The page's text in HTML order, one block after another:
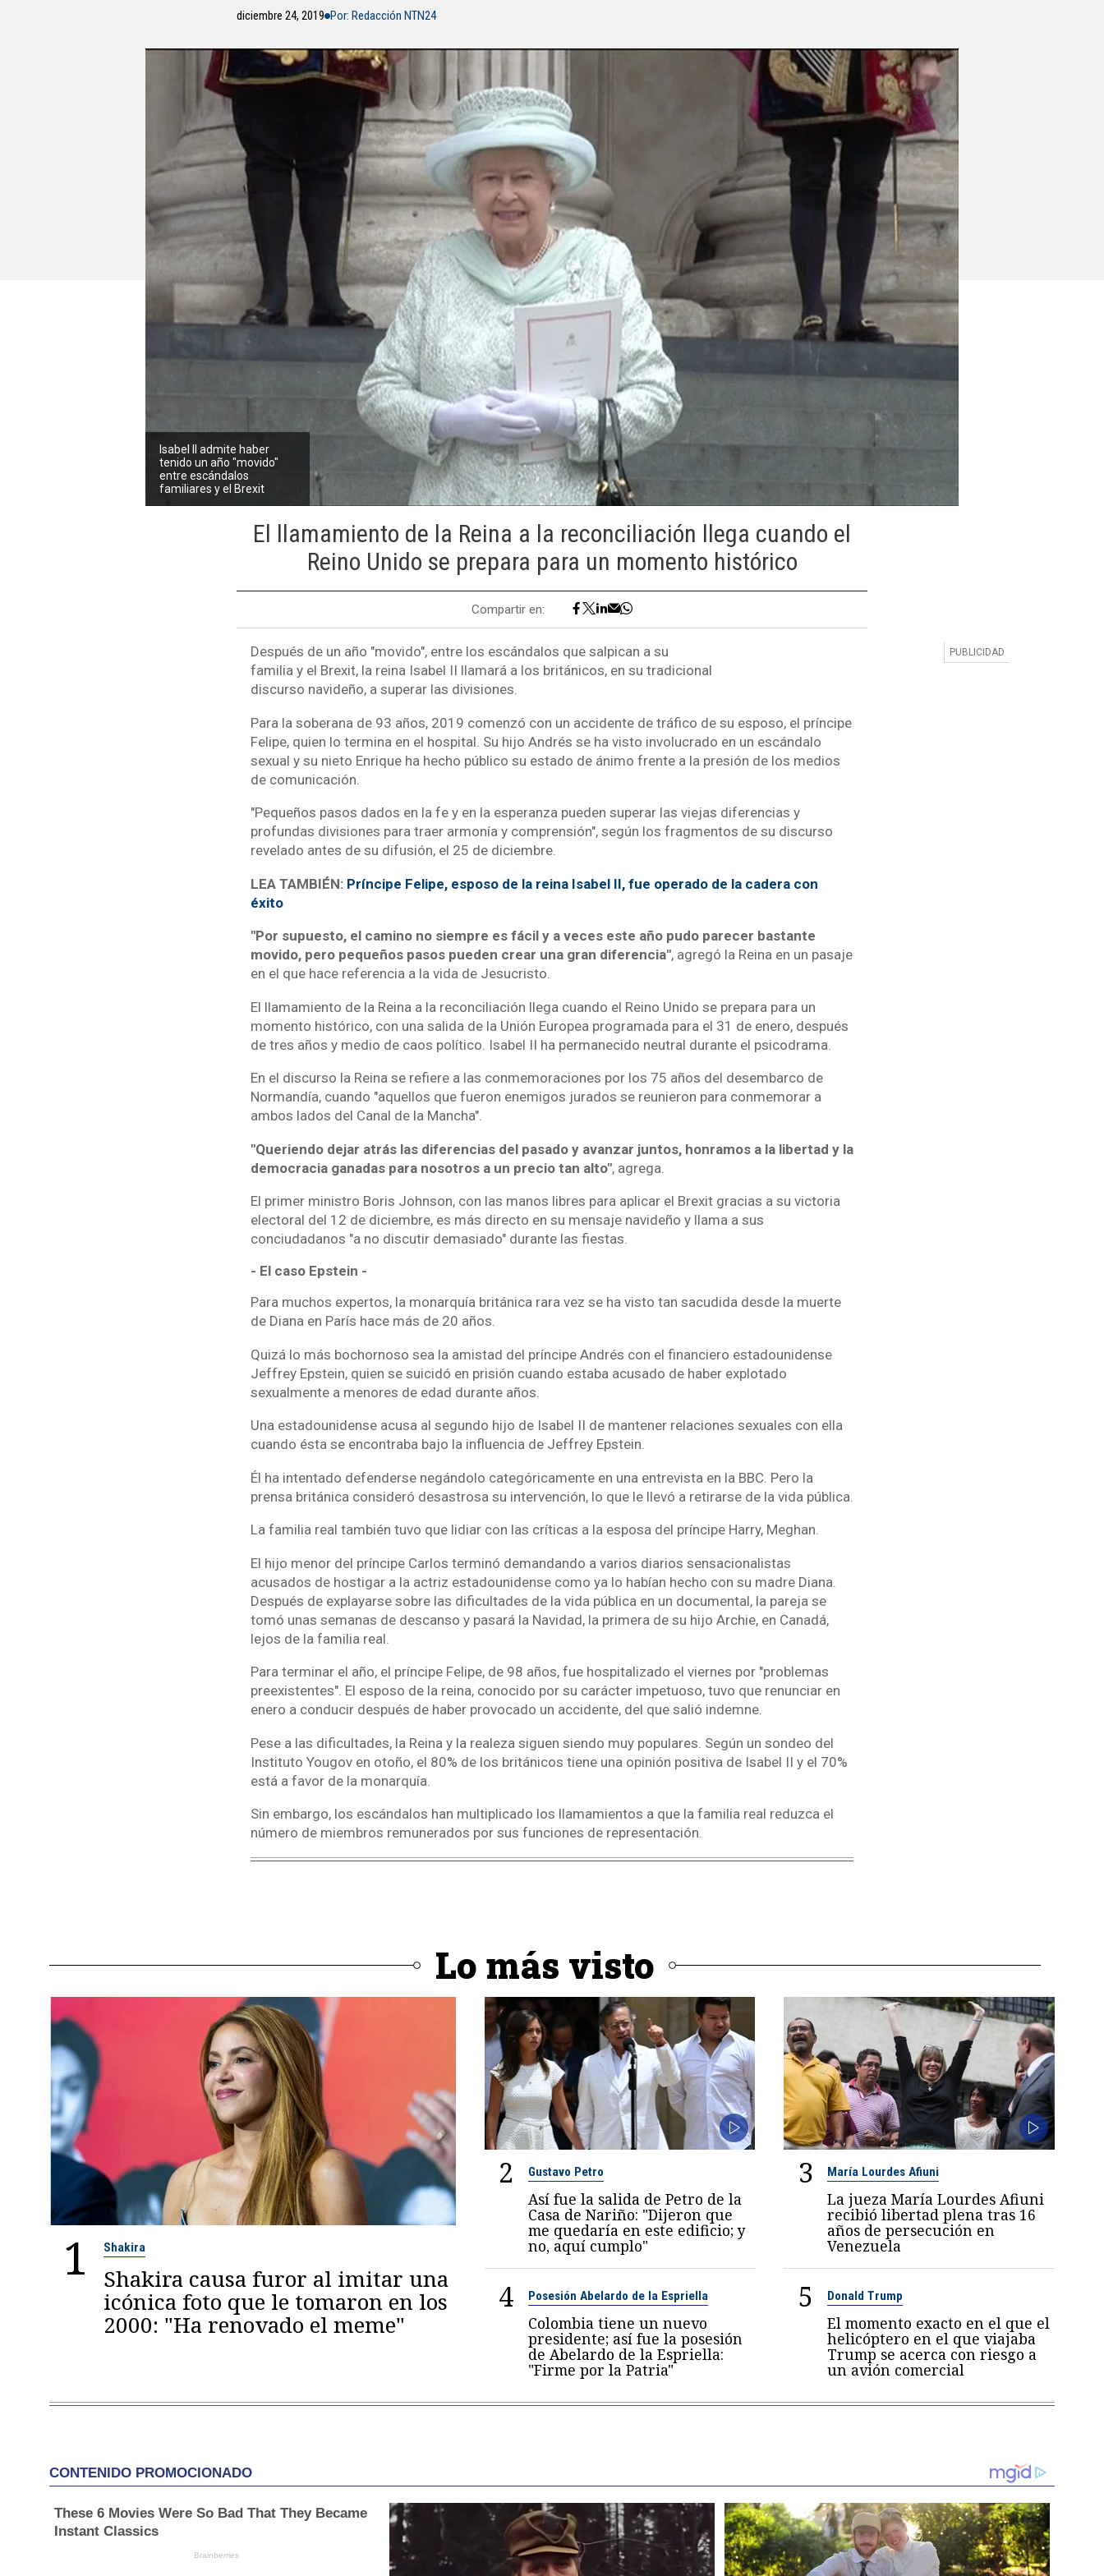
diciembre 24, 2019 Por: Redacción NTN24
Isabel II admite haber
tenido un año "movido"
entre escándalos
familiares y el Brexit
El llamamiento de la Reina a la reconciliación llega cuando el
Reino Unido se prepara para un momento histórico
Compartir en:
Después de un año "movido", entre los escándalos que salpican a su
familia y el Brexit, la reina Isabel II llamará a los británicos, en su tradicional
discurso navideño, a superar las divisiones.
Para la soberana de 93 años, 2019 comenzó con un accidente de tráfico de su esposo, el príncipe
Felipe, quien lo termina en el hospital. Su hijo Andrés se ha visto involucrado en un escándalo
sexual y su nieto Enrique ha hecho público su estado de ánimo frente a la presión de los medios
de comunicación.
"Pequeños pasos dados en la fe y en la esperanza pueden superar las viejas diferencias y
profundas divisiones para traer armonía y comprensión", según los fragmentos de su discurso
revelado antes de su difusión, el 25 de diciembre.
LEA TAMBIÉN: Príncipe Felipe, esposo de la reina Isabel II, fue operado de la cadera con
éxito
"Por supuesto, el camino no siempre es fácil y a veces este año pudo parecer bastante
movido, pero pequeños pasos pueden crear una gran diferencia", agregó la Reina en un pasaje
en el que hace referencia a la vida de Jesucristo.
El llamamiento de la Reina a la reconciliación llega cuando el Reino Unido se prepara para un
momento histórico, con una salida de la Unión Europea programada para el 31 de enero, después
de tres años y medio de caos político. Isabel II ha permanecido neutral durante el psicodrama.
En el discurso la Reina se refiere a las conmemoraciones por los 75 años del desembarco de
Normandía, cuando "aquellos que fueron enemigos jurados se reunieron para conmemorar a
ambos lados del Canal de la Mancha".
"Queriendo dejar atrás las diferencias del pasado y avanzar juntos, honramos a la libertad y la
democracia ganadas para nosotros a un precio tan alto", agrega.
El primer ministro Boris Johnson, con las manos libres para aplicar el Brexit gracias a su victoria
electoral del 12 de diciembre, es más directo en su mensaje navideño y llama a sus
conciudadanos "a no discutir demasiado" durante las fiestas.
- El caso Epstein -
Para muchos expertos, la monarquía británica rara vez se ha visto tan sacudida desde la muerte
de Diana en París hace más de 20 años.
Quizá lo más bochornoso sea la amistad del príncipe Andrés con el financiero estadounidense
Jeffrey Epstein, quien se suicidó en prisión cuando estaba acusado de haber explotado
sexualmente a menores de edad durante años.
Una estadounidense acusa al segundo hijo de Isabel II de mantener relaciones sexuales con ella
cuando ésta se encontraba bajo la influencia de Jeffrey Epstein.
Él ha intentado defenderse negándolo categóricamente en una entrevista en la BBC. Pero la
prensa británica consideró desastrosa su intervención, lo que le llevó a retirarse de la vida pública.
La familia real también tuvo que lidiar con las críticas a la esposa del príncipe Harry, Meghan.
El hijo menor del príncipe Carlos terminó demandando a varios diarios sensacionalistas
acusados de hostigar a la actriz estadounidense como ya lo habían hecho con su madre Diana.
Después de explayarse sobre las dificultades de la vida pública en un documental, la pareja se
tomó unas semanas de descanso y pasará la Navidad, la primera de su hijo Archie, en Canadá,
lejos de la familia real.
Para terminar el año, el príncipe Felipe, de 98 años, fue hospitalizado el viernes por "problemas
preexistentes". El esposo de la reina, conocido por su carácter impetuoso, tuvo que renunciar en
enero a conducir después de haber provocado un accidente, del que salió indemne.
Pese a las dificultades, la Reina y la realeza siguen siendo muy populares. Según un sondeo del
Instituto Yougov en otoño, el 80% de los británicos tiene una opinión positiva de Isabel II y el 70%
está a favor de la monarquía.
Sin embargo, los escándalos han multiplicado los llamamientos a que la familia real reduzca el
número de miembros remunerados por sus funciones de representación.
Lo más visto
1 Shakira
Shakira causa furor al imitar una
icónica foto que le tomaron en los
2000: "Ha renovado el meme"
2 Gustavo Petro
Así fue la salida de Petro de la
Casa de Nariño: "Dijeron que
me quedaría en este edificio; y
no, aquí cumplo"
3 María Lourdes Afiuni
La jueza María Lourdes Afiuni
recibió libertad plena tras 16
años de persecución en
Venezuela
4 Posesión Abelardo de la Espriella
Colombia tiene un nuevo
presidente; así fue la posesión
de Abelardo de la Espriella:
"Firme por la Patria"
5 Donald Trump
El momento exacto en el que el
helicóptero en el que viajaba
Trump se acerca con riesgo a
un avión comercial